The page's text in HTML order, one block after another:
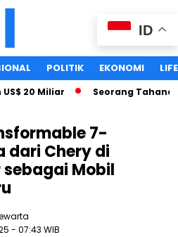
POLITIK EKONOMI
20 Miliar Seorang Tahanan
7-
dari Chery di
Mobil
- 07:43 WIB
ID